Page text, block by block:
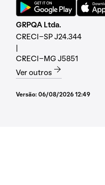
GRPQA Ltda.
CRECI-SP J24.344
CRECI-MG J5851
Ver outros
Versão: 06/08/2026 12:49